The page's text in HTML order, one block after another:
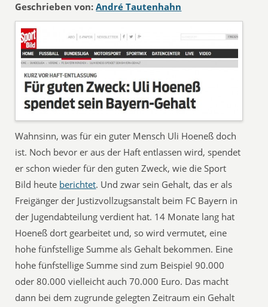
Geschrieben von: André Tautenhahn
Wahnsinn, was für ein guter Mensch Uli Hoeneß doch
ist. Noch bevor er aus der Haft entlassen wird, spendet
er schon wieder für den guten Zweck, wie die Sport
Bild heute berichtet. Und zwar sein Gehalt, das er als
Freigänger der Justizvollzugsanstalt beim FC Bayern in
der Jugendabteilung verdient hat. 14 Monate lang hat
Hoeneß dort gearbeitet und, so wird vermutet, eine
hohe fünfstellige Summe als Gehalt bekommen. Eine
hohe fünfstellige Summe sind zum Beispiel 90.000
oder 80.000 vielleicht auch 70.000 Euro. Das macht
dann bei dem zugrunde gelegten Zeitraum ein Gehalt